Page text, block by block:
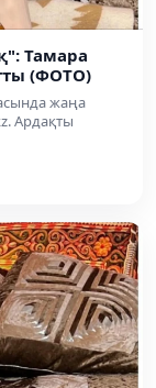
Тамара
(ФОТО)
жаңа
Ардақты